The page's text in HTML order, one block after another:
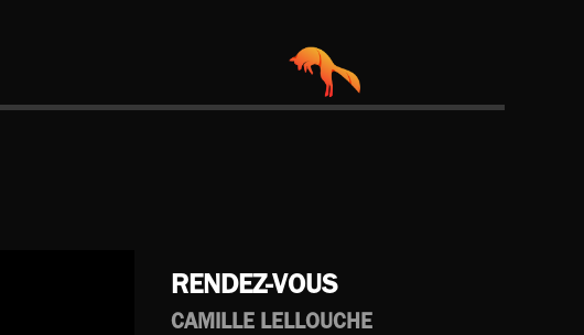
RENDEZ-VOUS
CAMILLE LELLOUCHE